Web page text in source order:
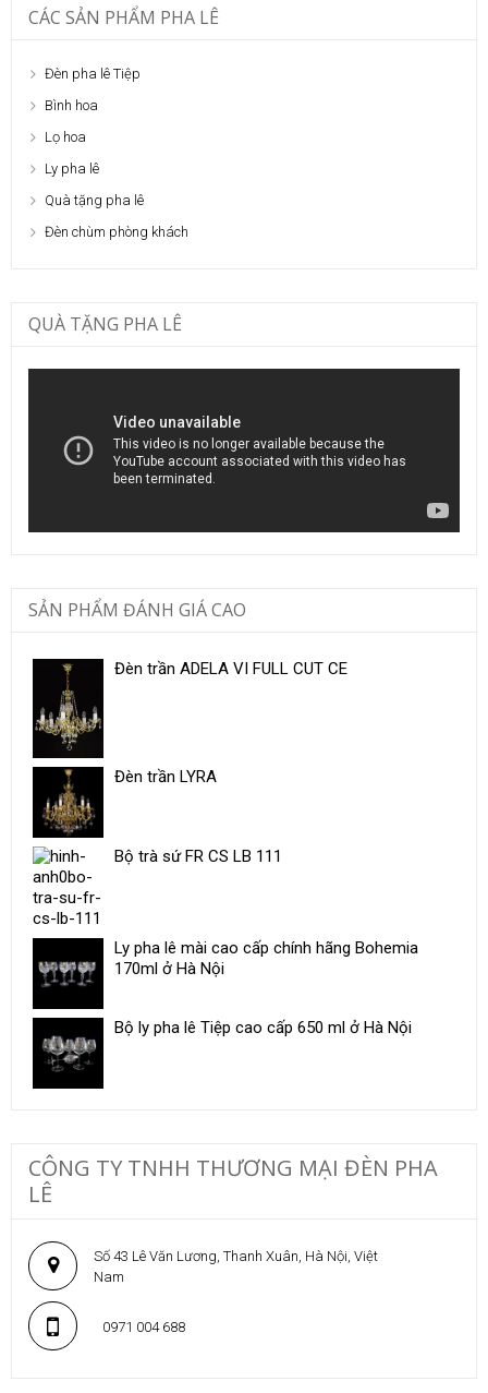
CÁC SẢN PHẨM PHA LÊ
Đèn pha lê Tiệp
Bình hoa
Lọ hoa
Ly pha lê
Quà tặng pha lê
Đèn chùm phòng khách
QUÀ TẶNG PHA LÊ
SẢN PHẨM ĐÁNH GIÁ CAO
Đèn trần ADELA VI FULL CUT CE
Đèn trần LYRA
Bộ trà sứ ​FR CS LB 111
Ly pha lê mài cao cấp chính hãng Bohemia
170ml ở Hà Nội
Bộ ly pha lê Tiệp cao cấp 650 ml ở Hà Nội
CÔNG TY TNHH THƯƠNG MẠI ĐÈN PHA
LÊ
Số 43 Lê Văn Lương, Thanh Xuân, Hà Nội, Việt
Nam
0971 004 688